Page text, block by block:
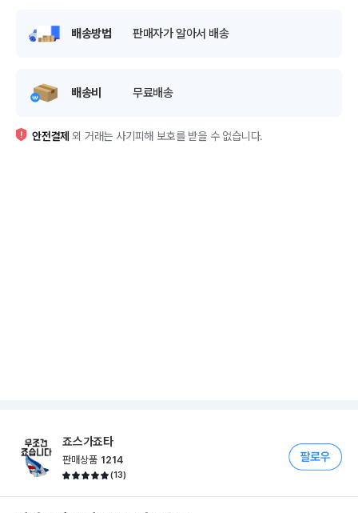
배송방법 판매자가 알아서 배송
배송비 무료배송
안전결제 외 거래는 사기피해 보호를 받을 수 없습니다.
죠스가죠타
판매상품 1214
(13)